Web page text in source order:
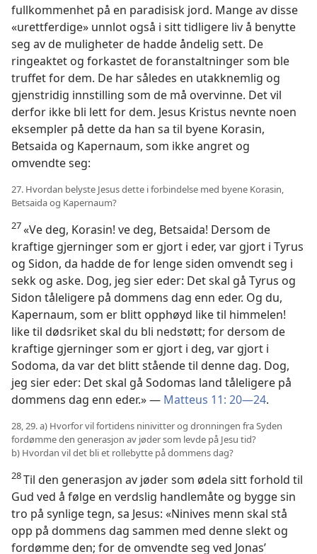
fullkommenhet på en paradisisk jord. Mange av disse
«urettferdige» unnlot også i sitt tidligere liv å benytte
seg av de muligheter de hadde åndelig sett. De
ringeaktet og forkastet de foranstaltninger som ble
truffet for dem. De har således en utakknemlig og
gjenstridig innstilling som de må overvinne. Det vil
derfor ikke bli lett for dem. Jesus Kristus nevnte noen
eksempler på dette da han sa til byene Korasin,
Betsaida og Kapernaum, som ikke angret og
omvendte seg:
27. Hvordan belyste Jesus dette i forbindelse med byene Korasin,
Betsaida og Kapernaum?
27«Ve deg, Korasin! ve deg, Betsaida! Dersom de
kraftige gjerninger som er gjort i eder, var gjort i Tyrus
og Sidon, da hadde de for lenge siden omvendt seg i
sekk og aske. Dog, jeg sier eder: Det skal gå Tyrus og
Sidon tåleligere på dommens dag enn eder. Og du,
Kapernaum, som er blitt opphøyd like til himmelen!
like til dødsriket skal du bli nedstøtt; for dersom de
kraftige gjerninger som er gjort i deg, var gjort i
Sodoma, da var det blitt stående til denne dag. Dog,
jeg sier eder: Det skal gå Sodomas land tåleligere på
dommens dag enn eder.» — Matteus 11: 20—24.
28, 29. a) Hvorfor vil fortidens ninivitter og dronningen fra Syden
fordømme den generasjon av jøder som levde på Jesu tid?
b) Hvordan vil det bli et rollebytte på dommens dag?
28Til den generasjon av jøder som ødela sitt forhold til
Gud ved å følge en verdslig handlemåte og bygge sin
tro på synlige tegn, sa Jesus: «Ninives menn skal stå
opp på dommens dag sammen med denne slekt og
fordømme den; for de omvendte seg ved Jonas’